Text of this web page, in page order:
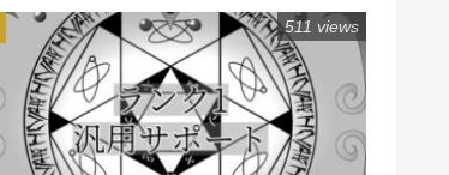
511 views